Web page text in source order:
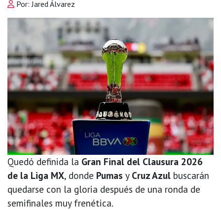
Por: Jared Álvarez
Quedó definida la Gran Final del Clausura 2026
de la Liga MX, donde Pumas y Cruz Azul buscarán
quedarse con la gloria después de una ronda de
semifinales muy frenética.